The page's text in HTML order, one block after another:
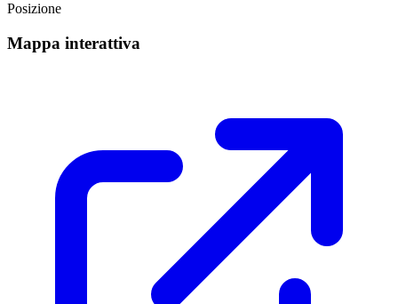
Posizione
Mappa interattiva